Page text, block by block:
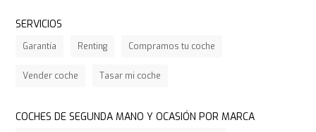
SERVICIOS
Garantía Renting Compramos tu coche
Vender coche Tasar mi coche
COCHES DE SEGUNDA MANO Y OCASIÓN POR MARCA